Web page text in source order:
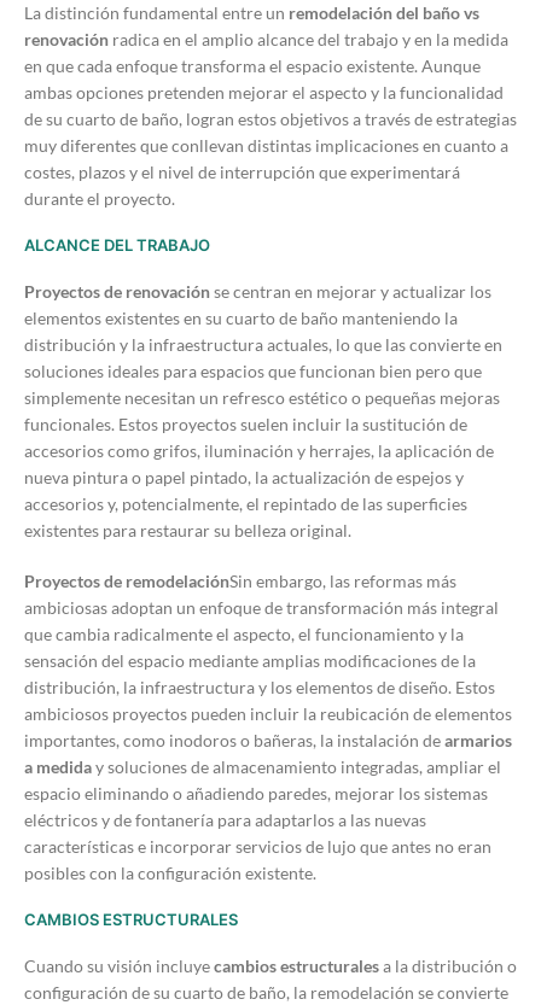
La distinción fundamental entre un remodelación del baño vs
renovación radica en el amplio alcance del trabajo y en la medida
en que cada enfoque transforma el espacio existente. Aunque
ambas opciones pretenden mejorar el aspecto y la funcionalidad
de su cuarto de baño, logran estos objetivos a través de estrategias
muy diferentes que conllevan distintas implicaciones en cuanto a
costes, plazos y el nivel de interrupción que experimentará
durante el proyecto.
ALCANCE DEL TRABAJO
Proyectos de renovaciónse centran en mejorar y actualizar los
elementos existentes en su cuarto de baño manteniendo la
distribución y la infraestructura actuales, lo que las convierte en
soluciones ideales para espacios que funcionan bien pero que
simplemente necesitan un refresco estético o pequeñas mejoras
funcionales. Estos proyectos suelen incluir la sustitución de
accesorios como grifos, iluminación y herrajes, la aplicación de
nueva pintura o papel pintado, la actualización de espejos y
accesorios y, potencialmente, el repintado de las superficies
existentes para restaurar su belleza original.
Proyectos de remodelaciónSin embargo, las reformas más
ambiciosas adoptan un enfoque de transformación más integral
que cambia radicalmente el aspecto, el funcionamiento y la
sensación del espacio mediante amplias modificaciones de la
distribución, la infraestructura y los elementos de diseño. Estos
ambiciosos proyectos pueden incluir la reubicación de elementos
importantes, como inodoros o bañeras, la instalación dearmarios
a mediday soluciones de almacenamiento integradas, ampliar el
espacio eliminando o añadiendo paredes, mejorar los sistemas
eléctricos y de fontanería para adaptarlos a las nuevas
características e incorporar servicios de lujo que antes no eran
posibles con la configuración existente.
CAMBIOS ESTRUCTURALES
Cuando su visión incluyecambios estructuralesa la distribución o
configuración de su cuarto de baño, la remodelación se convierte